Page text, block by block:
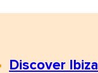
Discover Ibiza